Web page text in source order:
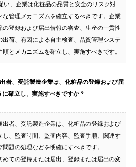
い、企業は化粧品の品質と安全のリスク対
な管理メカニズムを確立するべきです。企業
の登録および届出情報の審査、生産の一貫性
出荷、有因による自主検査、品質管理システ
とメカニズムを確立し、実施すべきです。
者、受託製造企業は、化粧品の登録および届
確立し、実施すべきですか？
出者、受託製造企業は、化粧品の登録および
し、監査時間、監査内容、監査手順、関連す
題の処理などを明確にすべきです。
めての登録または届出、登録または届出の変